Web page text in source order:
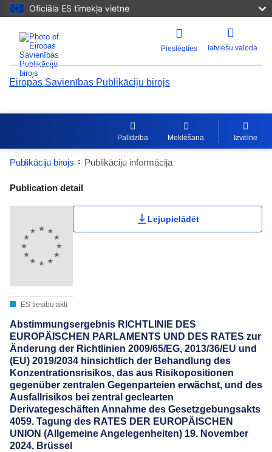
Oficiāla ES tīmekļa vietne
Pieslēgties latviešu valoda
Eiropas Savienības Publikāciju birojs
Palīdzība Meklēšana Izvēlne
Publikāciju birojs Publikāciju informācija
Publication Detail Actions Portlet
Lietotāju vērtējums
Publication detail
ES tiesību akti
Lejupielādēt
Abstimmungsergebnis RICHTLINIE DES
EUROPÄISCHEN PARLAMENTS UND DES RATES zur
Änderung der Richtlinien 2009/65/EG, 2013/36/EU und
(EU) 2019/2034 hinsichtlich der Behandlung des
Konzentrationsrisikos, das aus Risikopositionen
gegenüber zentralen Gegenparteien erwächst, und des
Ausfallrisikos bei zentral geclearten
Derivategeschäften Annahme des Gesetzgebungsakts
4059. Tagung des RATES DER EUROPÄISCHEN
UNION (Allgemeine Angelegenheiten) 19. November
2024, Brüssel